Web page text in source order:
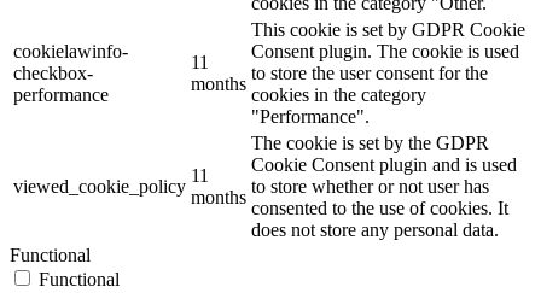
cookielawinfo-
checkbox-
performance
11
months
This cookie is set by GDPR Cookie
Consent plugin. The cookie is used
to store the user consent for the
cookies in the category
"Performance".
viewed_cookie_policy
11
months
The cookie is set by the GDPR
Cookie Consent plugin and is used
to store whether or not user has
consented to the use of cookies. It
does not store any personal data.
Functional
Functional